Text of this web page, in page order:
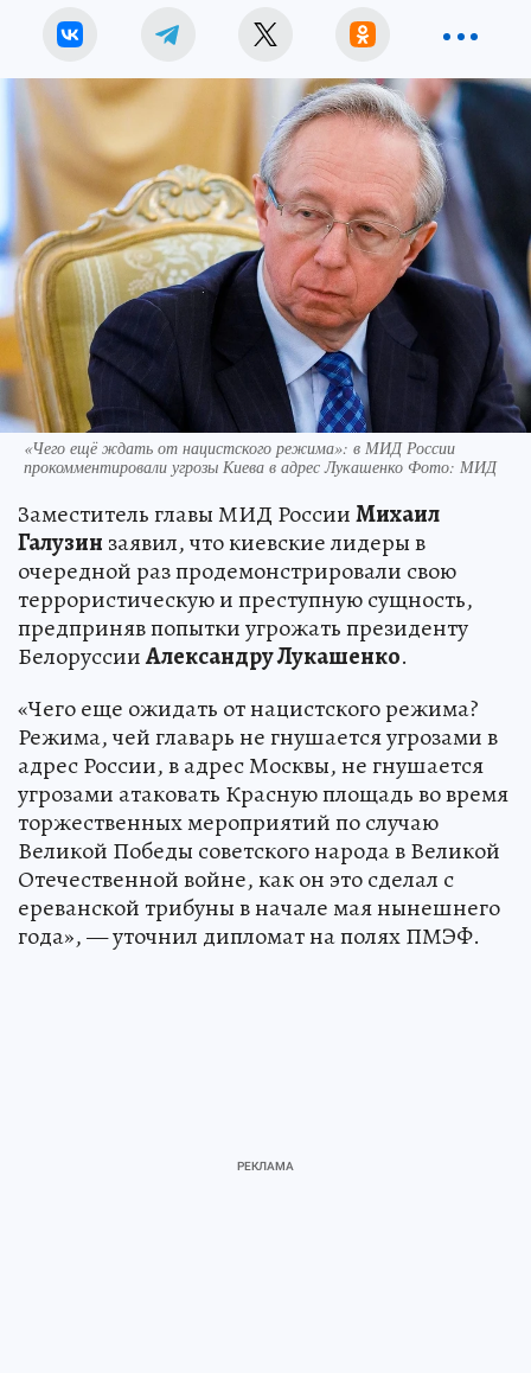
«Чего ещё ждать от нацистского режима»: в МИД России
прокомментировали угрозы Киева в адрес Лукашенко Фото: МИД
Заместитель главы МИД РоссииМихаил
Галузин заявил, что киевские лидеры в
очередной раз продемонстрировали свою
террористическую и преступную сущность,
предприняв попытки угрожать президенту
БелоруссииАлександру Лукашенко.
«Чего еще ожидать от нацистского режима?
Режима, чей главарь не гнушается угрозами в
адрес России, в адрес Москвы, не гнушается
угрозами атаковать Красную площадь во время
торжественных мероприятий по случаю
Великой Победы советского народа в Великой
Отечественной войне, как он это сделал с
ереванской трибуны в начале мая нынешнего
года», — уточнил дипломат на полях ПМЭФ.